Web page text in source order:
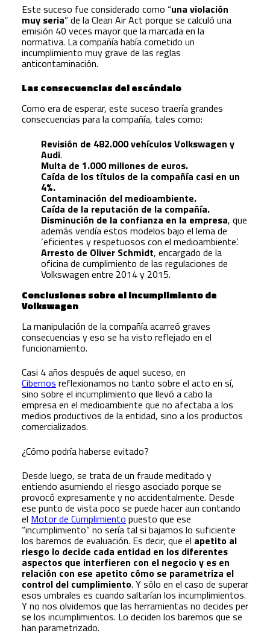
Este suceso fue considerado como “una violación
muy seria” de la Clean Air Act porque se calculó una
emisión 40 veces mayor que la marcada en la
normativa. La compañía había cometido un
incumplimiento muy grave de las reglas
anticontaminación.
Las consecuencias del escándalo
Como era de esperar, este suceso traería grandes
consecuencias para la compañía, tales como:
Revisión de 482.000 vehículos Volkswagen y
Audi.
Multa de 1.000 millones de euros.
Caída de los títulos de la compañía casi en un
4%.
Contaminación del medioambiente.
Caída de la reputación de la compañía.
Disminución de la confianza en la empresa, que
además vendía estos modelos bajo el lema de
‘eficientes y respetuosos con el medioambiente’.
Arresto de Oliver Schmidt, encargado de la
oficina de cumplimiento de las regulaciones de
Volkswagen entre 2014 y 2015.
Conclusiones sobre el incumplimiento de
Volkswagen
La manipulación de la compañía acarreó graves
consecuencias y eso se ha visto reflejado en el
funcionamiento.
Casi 4 años después de aquel suceso, en
Cibernos reflexionamos no tanto sobre el acto en sí,
sino sobre el incumplimiento que llevó a cabo la
empresa en el medioambiente que no afectaba a los
medios productivos de la entidad, sino a los productos
comercializados.
¿Cómo podría haberse evitado?
Desde luego, se trata de un fraude meditado y
entiendo asumiendo el riesgo asociado porque se
provocó expresamente y no accidentalmente. Desde
ese punto de vista poco se puede hacer aun contando
el Motor de Cumplimiento puesto que ese
“incumplimiento” no sería tal si bajamos lo suficiente
los baremos de evaluación. Es decir, que el apetito al
riesgo lo decide cada entidad en los diferentes
aspectos que interfieren con el negocio y es en
relación con ese apetito cómo se parametriza el
control del cumplimiento. Y sólo en el caso de superar
esos umbrales es cuando saltarían los incumplimientos.
Y no nos olvidemos que las herramientas no decides per
se los incumplimientos. Lo deciden los baremos que se
han parametrizado.